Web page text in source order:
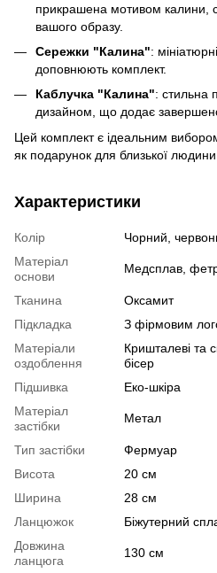
прикрашена мотивом калини,
вашого образу.
Сережки "Калина":
доповнюють комплект.
Каблучка "Калина": стильна
дизайном, що додає
Цей комплект є ідеальним
як подарунок для близької людини.
Характеристики
Колір
Чорний,
Матеріал
основи
Медсплав,
Тканина
Оксамит
Підкладка
З фірмовим
Матеріали
оздоблення
Кришталеві та
бісер
Підшивка
Еко-шкіра
Матеріал
застібки
Метал
Тип застібки
Фермуар
Висота
20 см
Ширина
28 см
Ланцюжок
Біжутерний
Довжина
ланцюга
130 см